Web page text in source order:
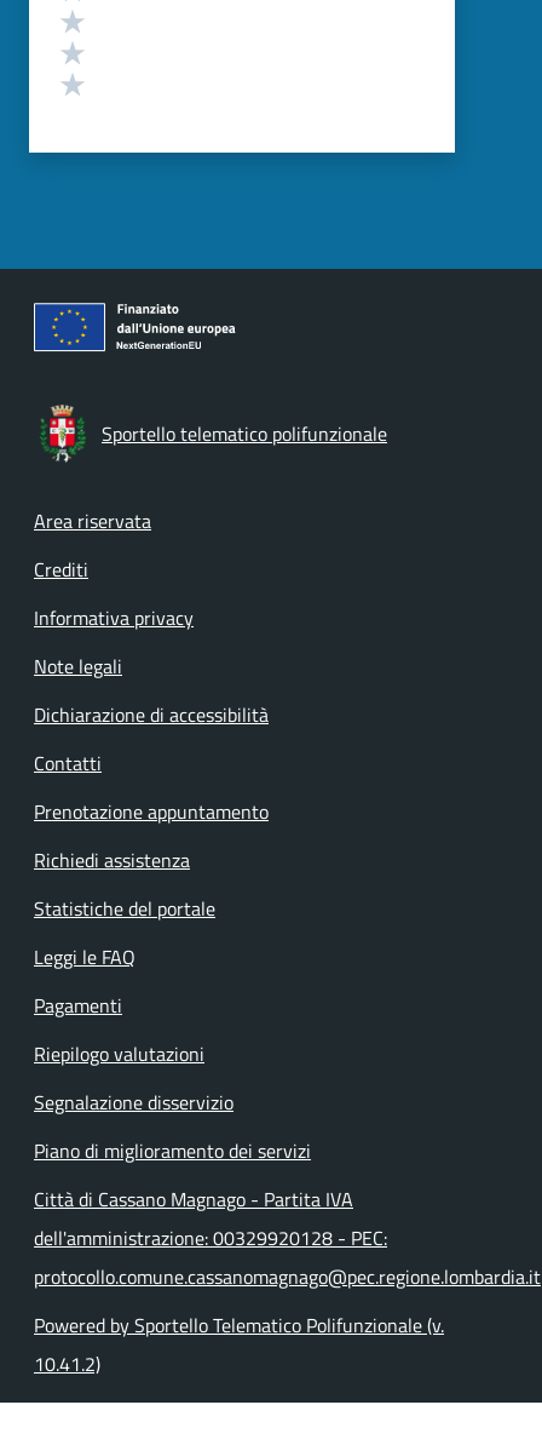
Sportello telematico polifunzionale
Footer menu
Area riservata
Crediti
Informativa privacy
Note legali
Dichiarazione di accessibilità
Contatti
Prenotazione appuntamento
Richiedi assistenza
Statistiche del portale
Leggi le FAQ
Pagamenti
Riepilogo valutazioni
Segnalazione disservizio
Piano di miglioramento dei servizi
Città di Cassano Magnago - Partita IVA
dell'amministrazione: 00329920128 - PEC:
protocollo.comune.cassanomagnago@pec.regione.lombardia.it
Powered by Sportello Telematico Polifunzionale (v.
10.41.2)